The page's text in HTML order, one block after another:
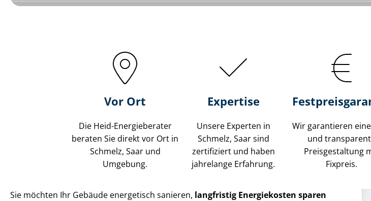
Vor Ort
Die Heid-Energieberater
beraten Sie direkt vor Ort in
Schmelz, Saar und
Umgebung.
Expertise
Unsere Experten in
Schmelz, Saar sind
zertifiziert und haben
jahrelange Erfahrung.
Wir garantieren
und
Preisgestaltung
Fixpreis.
Sie möchten Ihr Gebäude energetisch sanieren, langfristig Energiekosten sparen